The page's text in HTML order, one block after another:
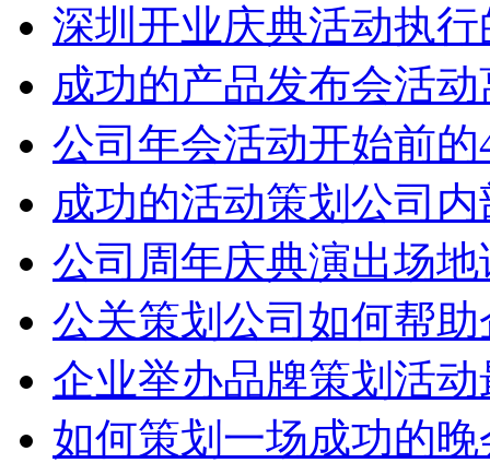
深圳开业庆典活动执
成功的产品发布会活
公司年会活动开始前
成功的活动策划公司
公司周年庆典演出场
公关策划公司如何帮
企业举办品牌策划活
如何策划一场成功的